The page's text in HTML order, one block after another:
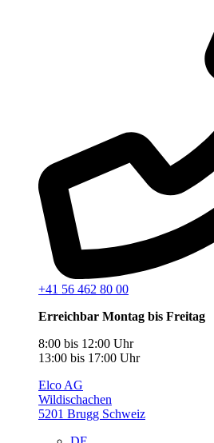
+41 56 462 80 00
Erreichbar Montag bis Freitag
8:00 bis 12:00 Uhr
13:00 bis 17:00 Uhr
Elco AG
Wildischachen
5201 Brugg Schweiz